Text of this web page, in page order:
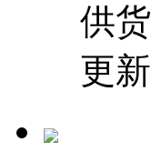
供
更